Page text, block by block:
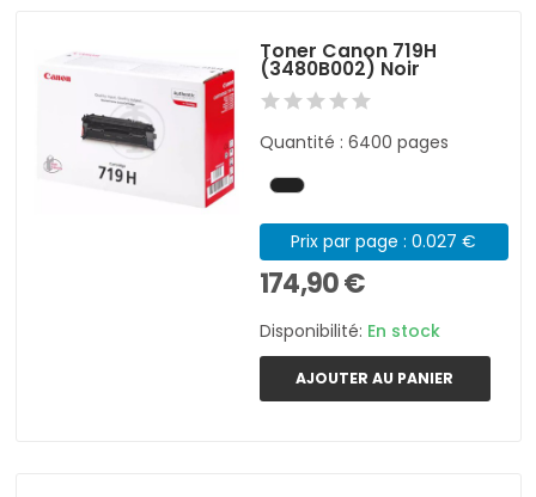
Toner Canon 719H
(3480B002) Noir
Quantité : 6400 pages
Prix par page : 0.027 €
174,90 €
Disponibilité: En stock
AJOUTER AU PANIER